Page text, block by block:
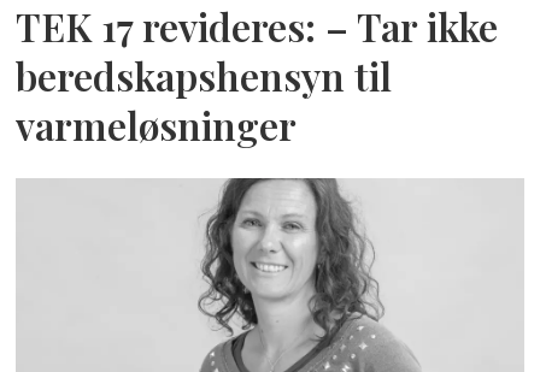
TEK 17 revideres: – Tar ikke
beredskapshensyn til
varmeløsninger